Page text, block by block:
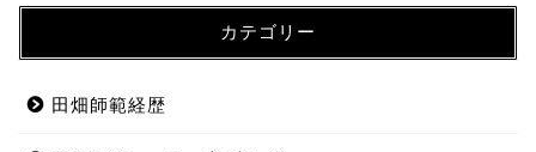
カテゴリー
田畑師範経歴